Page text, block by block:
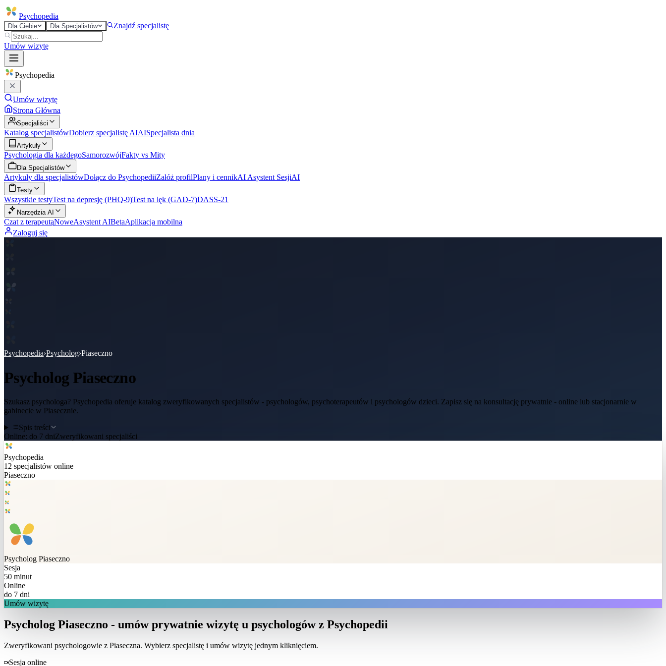
Psychopedia
Dla Ciebie Dla Specjalistów Znajdź specjalistę
Umów wizytę
Psychopedia
Umów wizytę
Strona Główna
Specjaliści
Katalog specjalistówDobierz specjalistę AIAISpecjalista dnia
Artykuły
Psychologia dla każdegoSamorozwójFakty vs Mity
Dla Specjalistów
Artykuły dla specjalistówDołącz do PsychopediiZałóż profilPlany i cennikAI Asystent SesjiAI
Testy
Wszystkie testyTest na depresję (PHQ-9)Test na lęk (GAD-7)DASS-21
Narzędzia AI
Czat z terapeutąNoweAsystent AIBetaAplikacja mobilna
Zaloguj się
Psychopedia›Psycholog›Piaseczno
Psycholog Piaseczno
Szukasz psychologa? Psychopedia oferuje katalog zweryfikowanych specjalistów - psychologów, psychoterapeutów i psychologów dzieci. Zapisz się na konsultację prywatnie - online lub stacjonarnie w
gabinecie w Piasecznie.
Spis treści
Online: do 7 dniZweryfikowani specjaliści
Psychopedia
12 specjalistów online
Piaseczno
Psycholog Piaseczno
Sesja
50 minut
Online
do 7 dni
Umów wizytę
Psycholog Piaseczno - umów prywatnie wizytę u psychologów z Psychopedii
Zweryfikowani psychologowie z Piaseczna. Wybierz specjalistę i umów wizytę jednym kliknięciem.
Sesja online